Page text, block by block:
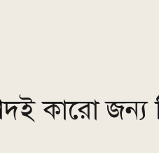
কারো জন্য